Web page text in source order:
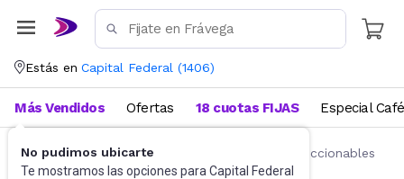
Estás en Capital Federal (1406)
No pudimos ubicarte
Te mostramos las opciones para Capital Federal
Más Vendidos Ofertas 18 cuotas FIJAS Especial Café
Juguetes y Juegos Figuras de acción y coleccionables